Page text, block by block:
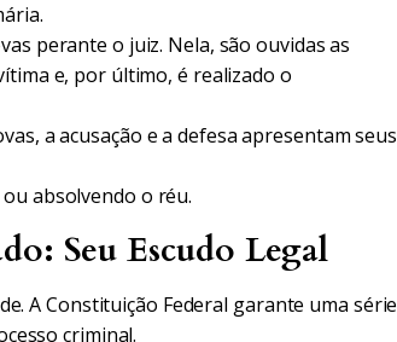
perante o juiz. Nela, são ouvidas as
e, por último, é realizado o
a acusação e a defesa apresentam seus
absolvendo o réu.
Seu Escudo Legal
A Constituição Federal garante uma série
criminal.